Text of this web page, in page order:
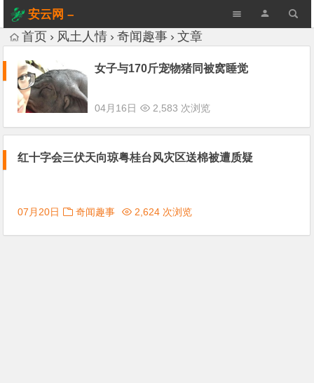
安云网 –
AnYun.ORG
首页 风土人情 奇闻趣事 文章
女子与170斤宠物猪同被窝睡觉
04月16日 2,583 次浏览
红十字会三伏天向琼粤桂台风灾区送棉被遭质疑
07月20日 奇闻趣事 2,624 次浏览